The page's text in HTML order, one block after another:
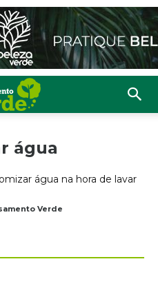
água
água na hora de lavar
Verde